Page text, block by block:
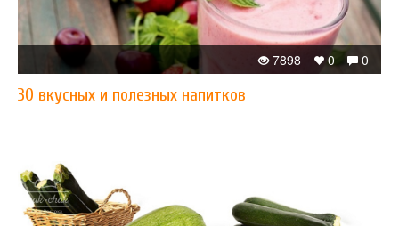
0
0
7898
30 вкусных и полезных напитков